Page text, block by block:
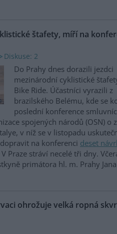
štafety, míří na
Diskuse: 2
Do Prahy dnes dorazili jezdci
mezinárodní cyklistické
Bike Ride. Účastníci vyrazili z
brazilského Belému, kde se
poslední konference
spojených národů (OSN) o
v níž se v listopadu
na konferenci deset
Praze stráví necelé tři dny.
primátora hl. m. Prahy Jana
ohrožuje velká ropná